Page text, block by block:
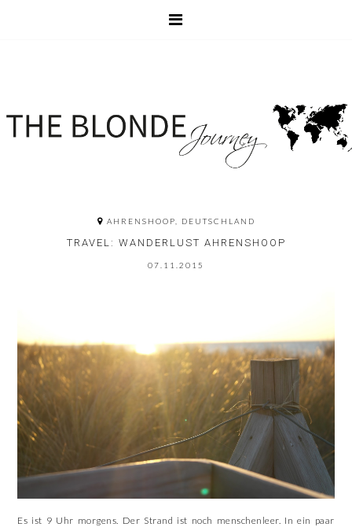
AHRENSHOOP, DEUTSCHLAND
TRAVEL: WANDERLUST AHRENSHOOP
07.11.2015
Es ist 9 Uhr morgens. Der Strand ist noch menschenleer. In ein paar